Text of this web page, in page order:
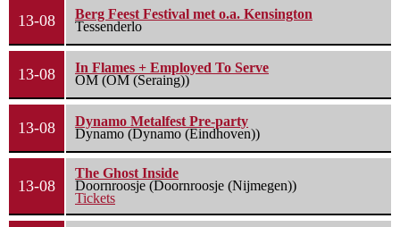
13-08
Berg Feest Festival met o.a. Kensington
Tessenderlo
13-08
In Flames + Employed To Serve
OM (OM (Seraing))
13-08
Dynamo Metalfest Pre-party
Dynamo (Dynamo (Eindhoven))
13-08
The Ghost Inside
Doornroosje (Doornroosje (Nijmegen))
Tickets